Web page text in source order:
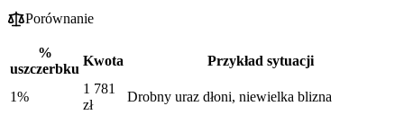
Porównanie
%
uszczerbku
Kwota Przykład sytuacji
1%
1 781
zł
Drobny uraz dłoni, niewielka blizna